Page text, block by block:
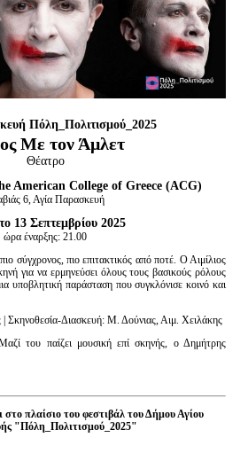
διαχειριστή
Πόλη_Πολιτισμού_2025
Με τον Άμλετ
Θέατρο
American College of Greece (ACG)
6, Αγία Παρασκευή
13 Σεπτεμβρίου 2025
ώρα έναρξης: 21.00
σύγχρονος, πιο επιτακτικός από ποτέ. Ο Αιμίλιος
για να ερμηνεύσει όλους τους βασικούς ρόλους
υποβλητική παράσταση που συγκλόνισε κοινό και
Σκηνοθεσία-Διασκευή: Μ. Δούνιας, Αιμ. Χειλάκης
του παίζει μουσική επί σκηνής, ο Δημήτρης
πλαίσιο του φεστιβάλ του Δήμου Αγίου
"Πόλη_Πολιτισμού_2025"